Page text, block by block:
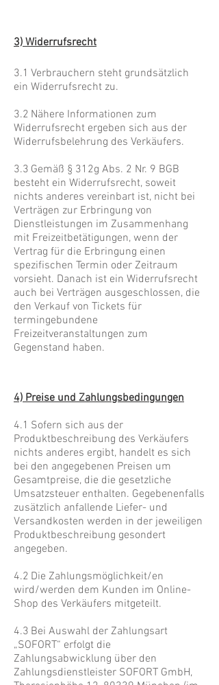
3) Widerrufsrecht
3.1 Verbrauchern steht grundsätzlich
ein Widerrufsrecht zu.
3.2 Nähere Informationen zum
Widerrufsrecht ergeben sich aus der
Widerrufsbelehrung des Verkäufers.
3.3 Gemäß § 312g Abs. 2 Nr. 9 BGB
besteht ein Widerrufsrecht, soweit
nichts anderes vereinbart ist, nicht bei
Verträgen zur Erbringung von
Dienstleistungen im Zusammenhang
mit Freizeitbetätigungen, wenn der
Vertrag für die Erbringung einen
spezifischen Termin oder Zeitraum
vorsieht. Danach ist ein Widerrufsrecht
auch bei Verträgen ausgeschlossen, die
den Verkauf von Tickets für
termingebundene
Freizeitveranstaltungen zum
Gegenstand haben.
4) Preise und Zahlungsbedingungen
4.1 Sofern sich aus der
Produktbeschreibung des Verkäufers
nichts anderes ergibt, handelt es sich
bei den angegebenen Preisen um
Gesamtpreise, die die gesetzliche
Umsatzsteuer enthalten. Gegebenenfalls
zusätzlich anfallende Liefer- und
Versandkosten werden in der jeweiligen
Produktbeschreibung gesondert
angegeben.
4.2 Die Zahlungsmöglichkeit/en
wird/werden dem Kunden im Online-
Shop des Verkäufers mitgeteilt.
4.3 Bei Auswahl der Zahlungsart
„SOFORT“ erfolgt die
Zahlungsabwicklung über den
Zahlungsdienstleister SOFORT GmbH,